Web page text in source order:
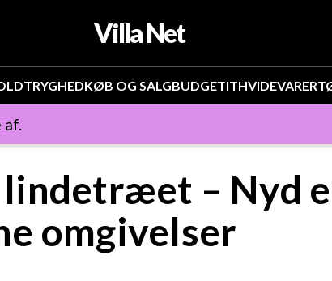
Villa Net
TRYGHEDKØB OG SALGBUDGETITHVIDEVARER
af.
lindetræet – Nyd
omgivelser